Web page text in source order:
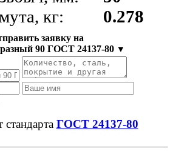
кг:
0.278
заявку на
90 ГОСТ 24137-80 ▼
стандарта ГОСТ 24137-80